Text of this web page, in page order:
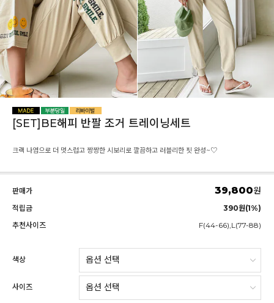
[SET]BE해피 반팔 조거 트레이닝세트
크랙 나염으로 더 멋스럽고 짱짱한 시보리로 깔끔하고 러블리한 핏 완성~♡
판매가 39,800원
적립금
390원(1%)
추천사이즈
F(44-66),L(77-88)
색상
사이즈